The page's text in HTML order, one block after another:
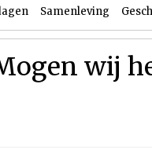
Samenleving
wij